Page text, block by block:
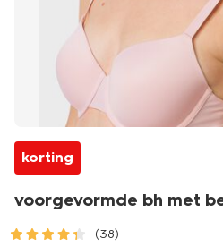
korting
voorgevormde bh met
(38)